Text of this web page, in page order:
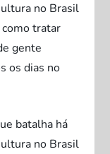
no Brasil
tratar
gente
os dias no
batalha há
no Brasil